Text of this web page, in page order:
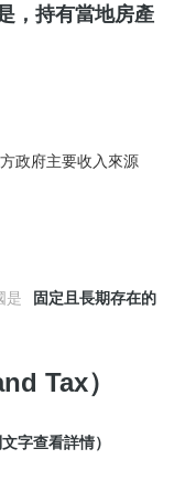
，持有當地房產
政府主要收入來源
是
固定且長期存在的
Tax）
字查看詳情）